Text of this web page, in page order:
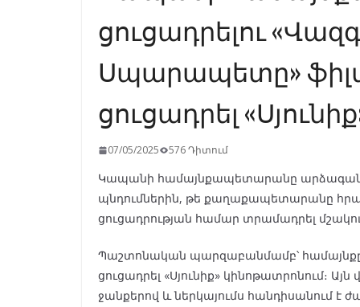
ցուցադրելու
Սպարապետը»
ցուցադրել
07/05/2025 576 Դիտում
Կապանի համայնքապետարանը
պնդումներին, թե քաղաքապետարանը
ցուցադրության համար տրամադրել
Պաշտոնական պարզաբանմամբ՝ համայնքը
ցուցադրել «Սյունիք» կինոթատրոնում։
ջանքերով և ներկայումս հանդիսանում